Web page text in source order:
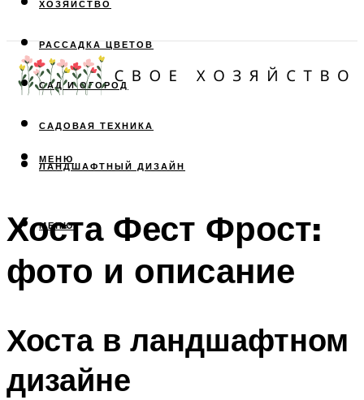
ХОЗЯЙСТВО
РАССАДКА ЦВЕТОВ
САД И ОГОРОД
САДОВАЯ ТЕХНИКА
ЛАНДШАФТНЫЙ ДИЗАЙН
МЕНЮ
МЕНЮ
Хоста Фест Фрост:
фото и описание
Хоста в ландшафтном
дизайне